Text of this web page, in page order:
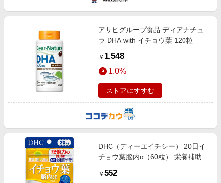
アサヒグループ食品 ディアナチュ
ラ DHA with イチョウ葉 120粒
￥ 1,548
1.0%
ストアにすすむ
DHC（ディーエイチシー） 20日イ
チョウ葉脳内α（60粒） 栄養補助食
￥ 552